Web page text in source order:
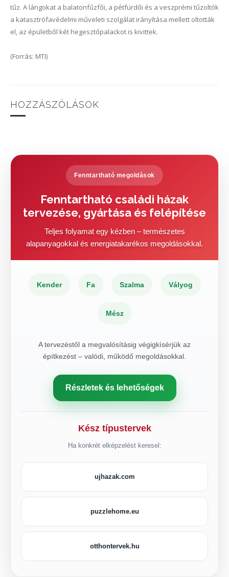
tűz. A lángokat a balatonfűzfői, a pétfürdői és a veszprémi tűzoltók
a katasztrófavédelmi műveleti szolgálat irányítása mellett oltották
el, az épületből két hegesztőpalackot is kivittek.
(Forrás: MTI)
HOZZÁSZÓLÁSOK
Fenntartható megoldások
Fenntartható családi házak
tervezése, gyártása és felépítése
Teljes folyamat egy kézben – természetes
alapanyagokkal és energiatakarékos megoldásokkal.
Kender Fa Szalma Vályog
Mész
A tervezéstől a megvalósításig végigkísérjük az
építkezést – valódi, működő megoldásokkal.
Részletek és lehetőségek
Kész típustervek
Ha konkrét elképzelést keresel:
ujhazak.com
puzzlehome.eu
otthontervek.hu